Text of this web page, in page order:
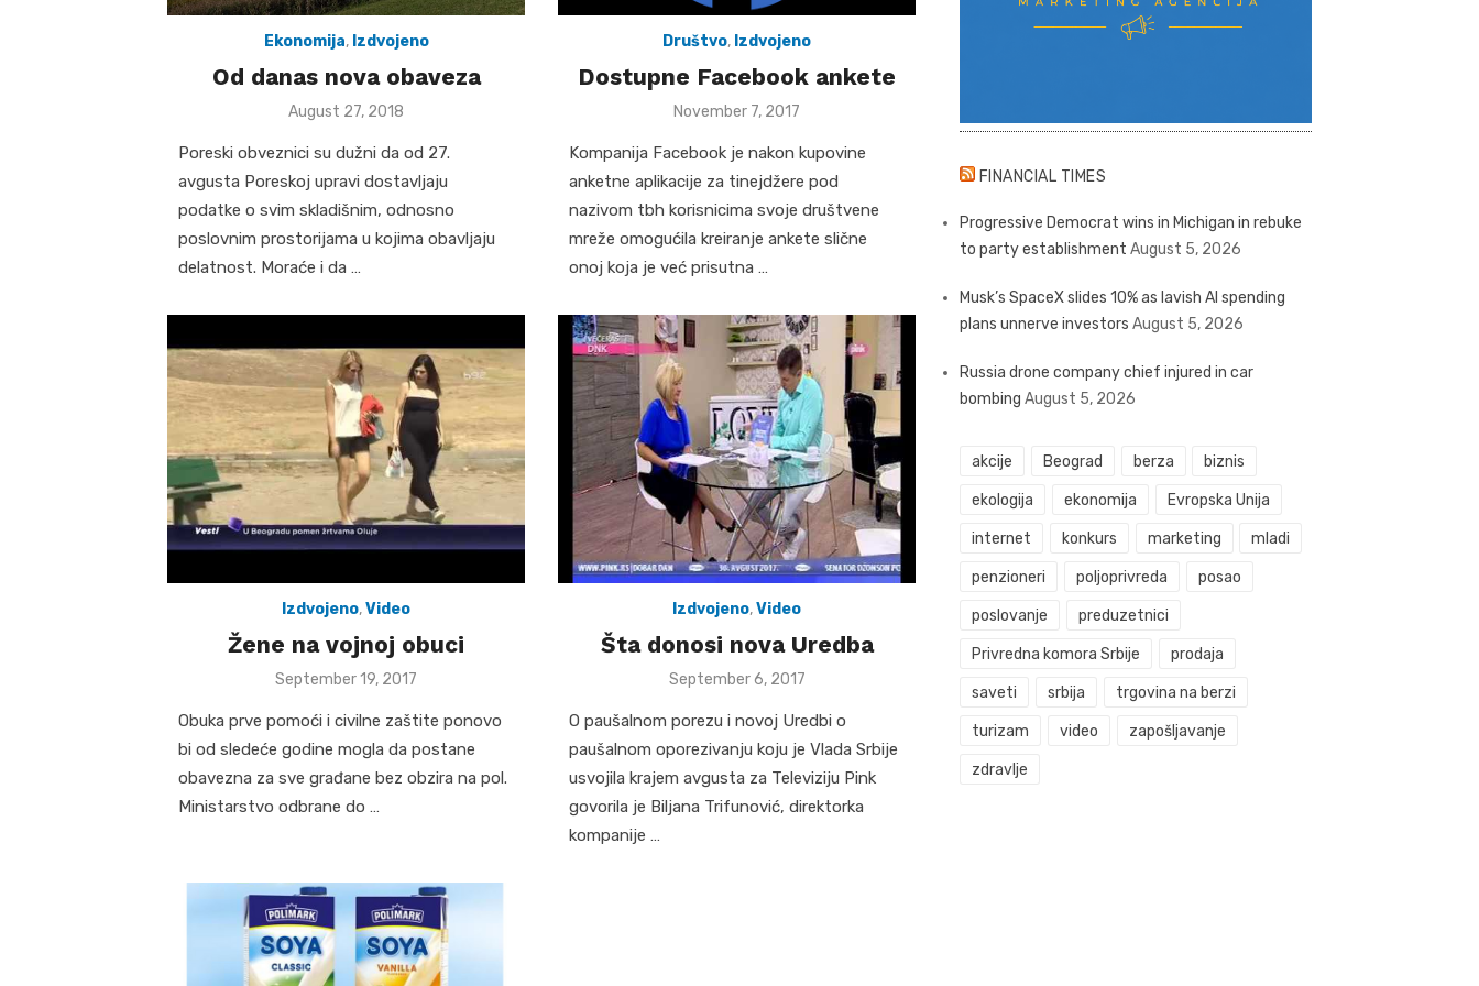
Ekonomija, Izdvojeno
Od danas nova obaveza
Posted
August 27, 2018
Poreski obveznici su dužni da od 27.
avgusta Poreskoj upravi dostavljaju
podatke o svim skladišnim, odnosno
poslovnim prostorijama u kojima obavljaju
delatnost. Moraće i da …
Društvo, Izdvojeno
Dostupne Facebook ankete
Posted
November 7, 2017
Kompanija Facebook je nakon kupovine
anketne aplikacije za tinejdžere pod
nazivom tbh korisnicima svoje društvene
mreže omogućila kreiranje ankete slične
onoj koja je već prisutna …
Izdvojeno,Video
Žene na vojnoj obuci
Posted
September 19, 2017
Obuka prve pomoći i civilne zaštite ponovo
bi od sledeće godine mogla da postane
obavezna za sve građane bez obzira na pol.
Ministarstvo odbrane do …
Izdvojeno,Video
Šta donosi nova Uredba
Posted
September 6, 2017
O paušalnom porezu i novoj Uredbi o
paušalnom oporezivanju koju je Vlada Srbije
usvojila krajem avgusta za Televiziju Pink
govorila je Biljana Trifunović, direktorka
kompanije …
FINANCIAL TIMES
Progressive Democrat wins in Michigan in rebuke
to party establishment August 5, 2026
Musk’s SpaceX slides 10% as lavish AI spending
plans unnerve investors August 5, 2026
Russia drone company chief injured in car
bombing August 5, 2026
akcije Beograd berza biznis
ekologija ekonomija Evropska Unija
internet konkurs marketing mladi
penzioneri poljoprivreda posao
poslovanje preduzetnici
Privredna komora Srbije prodaja
saveti srbija trgovina na berzi
turizam video zapošljavanje
zdravlje